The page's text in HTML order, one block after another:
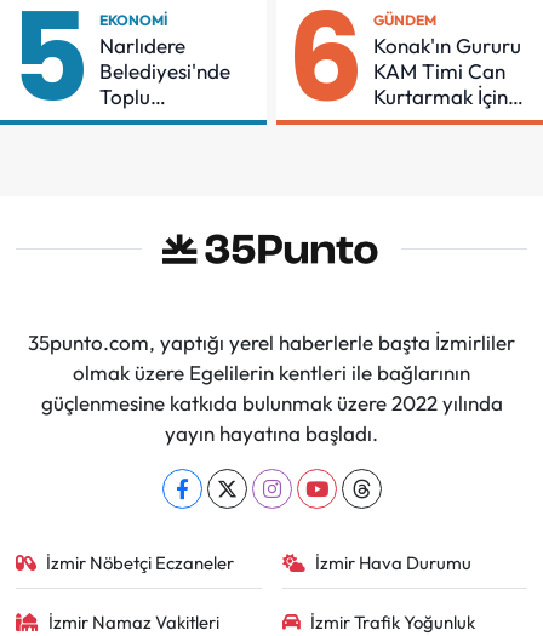
5 EKONOMI
Narlıdere
Belediyesi'nde
Toplu
Sözleşmeye
6 GÜNDEM
Konak'ın Gururu
KAM Timi Can
Kurtarmak İçin
Demir Aldı
35punto.com, yaptığı yerel haberlerle başta İzmirliler
olmak üzere Egelilerin kentleri ile bağlarının
güçlenmesine katkıda bulunmak üzere 2022 yılında
yayın hayatına başladı.
İzmir Nöbetçi Eczaneler İzmir Hava Durumu
İzmir Namaz Vakitleri
İzmir Trafik Yoğunluk